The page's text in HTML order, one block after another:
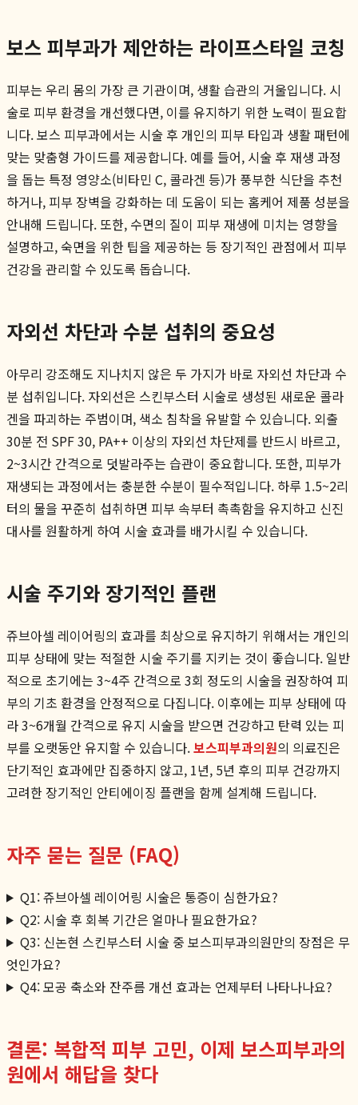
보스 피부과가 제안하는 라이프스타일 코칭
피부는 우리 몸의 가장 큰 기관이며, 생활 습관의 거울입니다. 시
술로 피부 환경을 개선했다면, 이를 유지하기 위한 노력이 필요합
니다. 보스 피부과에서는 시술 후 개인의 피부 타입과 생활 패턴에
맞는 맞춤형 가이드를 제공합니다. 예를 들어, 시술 후 재생 과정
을 돕는 특정 영양소(비타민 C, 콜라겐 등)가 풍부한 식단을 추천
하거나, 피부 장벽을 강화하는 데 도움이 되는 홈케어 제품 성분을
안내해 드립니다. 또한, 수면의 질이 피부 재생에 미치는 영향을
설명하고, 숙면을 위한 팁을 제공하는 등 장기적인 관점에서 피부
건강을 관리할 수 있도록 돕습니다.
자외선 차단과 수분 섭취의 중요성
아무리 강조해도 지나치지 않은 두 가지가 바로 자외선 차단과 수
분 섭취입니다. 자외선은 스킨부스터 시술로 생성된 새로운 콜라
겐을 파괴하는 주범이며, 색소 침착을 유발할 수 있습니다. 외출
30분 전 SPF 30, PA++ 이상의 자외선 차단제를 반드시 바르고,
2~3시간 간격으로 덧발라주는 습관이 중요합니다. 또한, 피부가
재생되는 과정에서는 충분한 수분이 필수적입니다. 하루 1.5~2리
터의 물을 꾸준히 섭취하면 피부 속부터 촉촉함을 유지하고 신진
대사를 원활하게 하여 시술 효과를 배가시킬 수 있습니다.
시술 주기와 장기적인 플랜
쥬브아셀 레이어링의 효과를 최상으로 유지하기 위해서는 개인의
피부 상태에 맞는 적절한 시술 주기를 지키는 것이 좋습니다. 일반
적으로 초기에는 3~4주 간격으로 3회 정도의 시술을 권장하여 피
부의 기초 환경을 안정적으로 다집니다. 이후에는 피부 상태에 따
라 3~6개월 간격으로 유지 시술을 받으면 건강하고 탄력 있는 피
부를 오랫동안 유지할 수 있습니다.보스피부과의원의 의료진은
단기적인 효과에만 집중하지 않고, 1년, 5년 후의 피부 건강까지
고려한 장기적인 안티에이징 플랜을 함께 설계해 드립니다.
자주 묻는 질문 (FAQ)
Q1: 쥬브아셀 레이어링 시술은 통증이 심한가요?
Q2: 시술 후 회복 기간은 얼마나 필요한가요?
Q3: 신논현 스킨부스터 시술 중 보스피부과의원만의 장점은 무
엇인가요?
Q4: 모공 축소와 잔주름 개선 효과는 언제부터 나타나나요?
결론: 복합적 피부 고민, 이제 보스피부과의
원에서 해답을 찾다